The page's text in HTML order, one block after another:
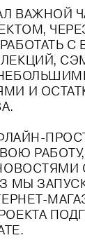
ВАЖНОЙ
С
И
МЫ